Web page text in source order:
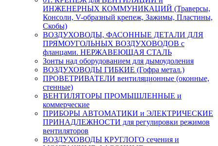
ИНЖЕНЕРНЫХ КОММУНИКАЦИЙ (Траверсы,
Консоли, V-образный крепеж, Зажимы, Пластины,
Скобы)
ВОЗДУХОВОДЫ, ФАСОННЫЕ ДЕТАЛИ ДЛЯ
ПРЯМОУГОЛЬНЫХ ВОЗДУХОВОДОВ с
фланцами. НЕРЖАВЕЮЩАЯ СТАЛЬ
Зонты над оборудованием для дымоудоления
ВОЗДУХОВОДЫ ГИБКИЕ (Гофра метал.)
ПРОВЕТРИВАТЕЛИ вентиляционные (оконные,
стенные)
ВЕНТИЛЯТОРЫ ПРОМЫШЛЕННЫЕ и
коммерческие
ПРИБОРЫ АВТОМАТИКИ и ЭЛЕКТРИЧЕСКИЕ
ПРИНАДЛЕЖНОСТИ для регулировки режимов
вентиляторов
ВОЗДУХОВОДЫ КРУГЛОГО сечения и